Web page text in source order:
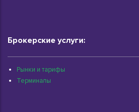
Брокерские услуги:
Рынки и тарифы
Терминалы